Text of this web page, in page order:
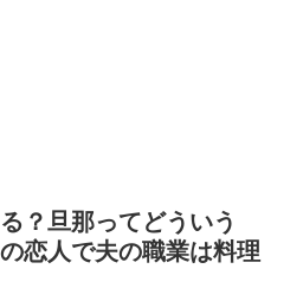
？旦那ってどういう
恋人で夫の職業は料理